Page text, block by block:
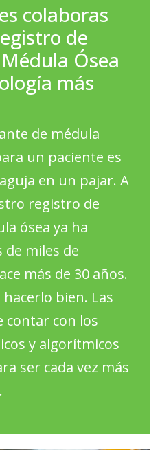
colaboras
de
Ósea
más
de médula
un paciente es
en un pajar. A
registro de
ósea ya ha
de miles de
más de 30 años.
bien. Las
contar con los
y algorítmicos
ser cada vez más